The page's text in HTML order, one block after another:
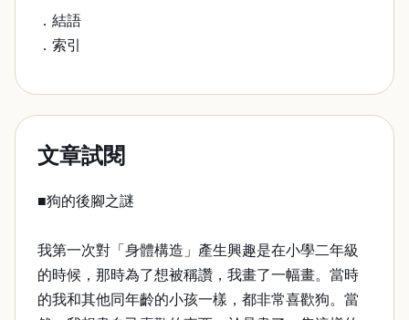
．結語
．索引
文章試閱
■狗的後腳之謎
我第一次對「身體構造」產生興趣是在小學二年級
的時候，那時為了想被稱讚，我畫了一幅畫。當時
的我和其他同年齡的小孩一樣，都非常喜歡狗。當